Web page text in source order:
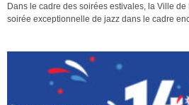
Dans le cadre des soirées estivales, la Ville
soirée exceptionnelle de jazz dans le cadre